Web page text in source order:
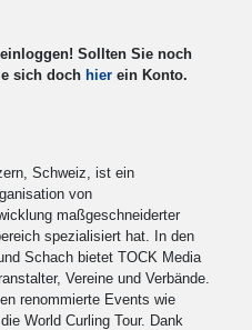
Sollten Sie noch
sich doch hier ein Konto.
Schweiz, ist ein
von
maßgeschneiderter
spezialisiert hat. In den
Schach bietet TOCK Media
Vereine und Verbände.
renommierte Events wie
World Curling Tour. Dank